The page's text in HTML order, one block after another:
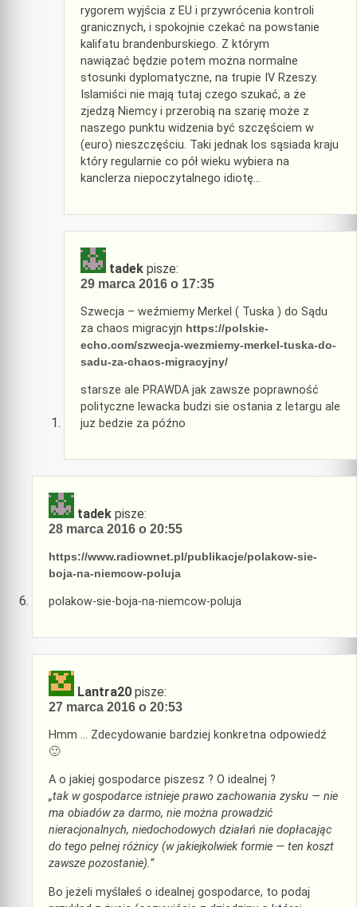
rygorem wyjścia z EU i przywrócenia kontroli
granicznych, i spokojnie czekać na powstanie
kalifatu brandenburskiego. Z którym
nawiązać będzie potem można normalne
stosunki dyplomatyczne, na trupie IV Rzeszy.
Islamiści nie mają tutaj czego szukać, a że
zjedzą Niemcy i przerobią na szarię może z
naszego punktu widzenia być szczęściem w
(euro) nieszczęściu. Taki jednak los sąsiada kraju
który regularnie co pół wieku wybiera na
kanclerza niepoczytalnego idiotę…
tadek pisze:
29 marca 2016 o 17:35
Szwecja – weźmiemy Merkel ( Tuska ) do Sądu
za chaos migracyjn https://polskie-
echo.com/szwecja-wezmiemy-merkel-tuska-do-
sadu-za-chaos-migracyjny/
starsze ale PRAWDA jak zawsze poprawność
polityczne lewacka budzi sie ostania z letargu ale
juz bedzie za późno
tadek pisze:
28 marca 2016 o 20:55
https://www.radiownet.pl/publikacje/polakow-sie-
boja-na-niemcow-poluja
polakow-sie-boja-na-niemcow-poluja
Lantra20 pisze:
27 marca 2016 o 20:53
Hmm … Zdecydowanie bardziej konkretna odpowiedź
🙂
A o jakiej gospodarce piszesz ? O idealnej ?
„tak w gospodarce istnieje prawo zachowania zysku — nie
ma obiadów za darmo, nie można prowadzić
nieracjonalnych, niedochodowych działań nie dopłacając
do tego pełnej różnicy (w jakiejkolwiek formie — ten koszt
zawsze pozostanie).”
Bo jeżeli myślałeś o idealnej gospodarce, to podaj